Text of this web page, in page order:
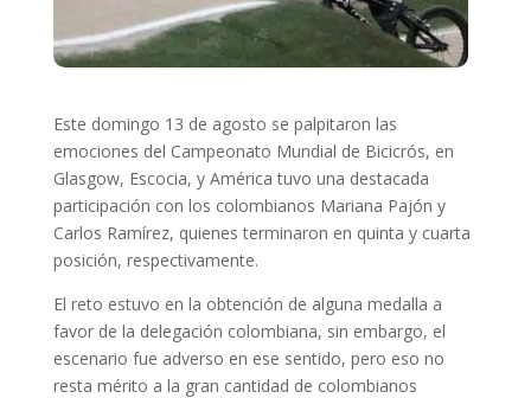
Este domingo 13 de agosto se palpitaron las
emociones del Campeonato Mundial de Bicicrós, en
Glasgow, Escocia, y América tuvo una destacada
participación con los colombianos Mariana Pajón y
Carlos Ramírez, quienes terminaron en quinta y cuarta
posición, respectivamente.
El reto estuvo en la obtención de alguna medalla a
favor de la delegación colombiana, sin embargo, el
escenario fue adverso en ese sentido, pero eso no
resta mérito a la gran cantidad de colombianos